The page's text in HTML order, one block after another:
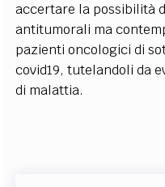
accertare la possibilità
antitumorali ma
pazienti oncologici di
covid19, tutelandoli da
di malattia.